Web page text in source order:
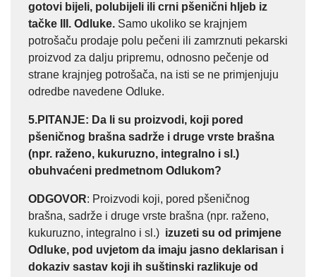
gotovi bijeli, polubijeli ili crni pšenični hljeb iz
tačke III. Odluke. Samo ukoliko se krajnjem
potrošaču prodaje polu pečeni ili zamrznuti pekarski
proizvod za dalju pripremu, odnosno pečenje od
strane krajnjeg potrošača, na isti se ne primjenjuju
odredbe navedene Odluke.
5.PITANJE: Da li su proizvodi, koji pored
pšeničnog brašna sadrže i druge vrste brašna
(npr. raženo, kukuruzno, integralno i sl.)
obuhvaćeni predmetnom Odlukom?
ODGOVOR: Proizvodi koji, pored pšeničnog
brašna, sadrže i druge vrste brašna (npr. raženo,
kukuruzno, integralno i sl.) izuzeti su od primjene
Odluke, pod uvjetom da imaju jasno deklarisan i
dokaziv sastav koji ih suštinski razlikuje od